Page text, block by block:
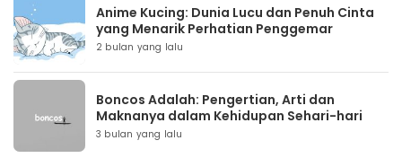
Anime Kucing: Dunia Lucu dan Penuh Cinta
yang Menarik Perhatian Penggemar
2 bulan yang lalu
Boncos Adalah: Pengertian, Arti dan
Maknanya dalam Kehidupan Sehari-hari
3 bulan yang lalu